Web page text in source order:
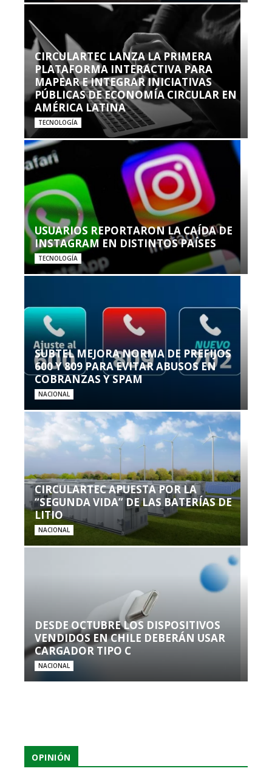
CIRCULARTEC LANZA LA PRIMERA
PLATAFORMA INTERACTIVA PARA
MAPEAR E INTEGRAR INICIATIVAS
PÚBLICAS DE ECONOMÍA CIRCULAR EN
AMÉRICA LATINA
TECNOLOGÍA
USUARIOS REPORTARON LA CAÍDA DE
INSTAGRAM EN DISTINTOS PAÍSES
TECNOLOGÍA
SUBTEL MEJORA NORMA DE PREFIJOS
600 Y 809 PARA EVITAR ABUSOS EN
COBRANZAS Y SPAM
NACIONAL
CIRCULARTEC APUESTA POR LA
“SEGUNDA VIDA” DE LAS BATERÍAS DE
LITIO
NACIONAL
DESDE OCTUBRE LOS DISPOSITIVOS
VENDIDOS EN CHILE DEBERÁN USAR
CARGADOR TIPO C
NACIONAL
OPINIÓN